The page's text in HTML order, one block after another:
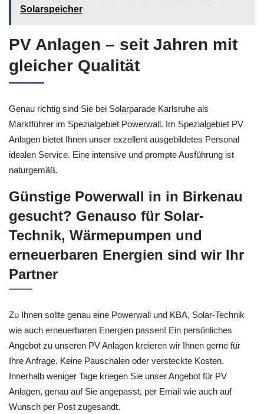
Solarspeicher
PV Anlagen – seit Jahren mit
gleicher Qualität
Genau richtig sind Sie bei Solarparade Karlsruhe als
Marktführer im Spezialgebiet Powerwall. Im Spezialgebiet PV
Anlagen bietet Ihnen unser exzellent ausgebildetes Personal
idealen Service. Eine intensive und prompte Ausführung ist
naturgemäß.
Günstige Powerwall in in Birkenau
gesucht? Genauso für Solar-
Technik, Wärmepumpen und
erneuerbaren Energien sind wir Ihr
Partner
Zu Ihnen sollte genau eine Powerwall und KBA, Solar-Technik
wie auch erneuerbaren Energien passen! Ein persönliches
Angebot zu unseren PV Anlagen kreieren wir Ihnen gerne für
Ihre Anfrage. Keine Pauschalen oder versteckte Kosten.
Innerhalb weniger Tage kriegen Sie unser Angebot für PV
Anlagen, genau auf Sie angepasst, per Email wie auch auf
Wunsch per Post zugesandt.